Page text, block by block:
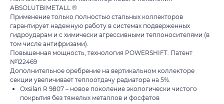
ABSOLUTBIMETALL ®
Применение только полностью стальных коллекторов
гарантирует надежную работу в системах подверженных
гидроударам и с химически агрессивными теплоносителями (в
том числе антифризами).
Повышенная мощность, технология POWERSHIFT. Патент
№122469
Дополнительное оребрение на вертикальном коллекторе
секции увеличивает теплоотдачу радиатора на 5%.
Oxsilan R 9807 – новое поколение экологически чистого
покрытия без тяжелых металлов и фосфатов